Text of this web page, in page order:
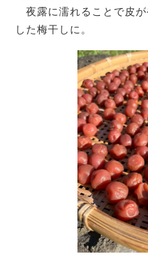
夜露に濡れることで皮が
した梅干しに。